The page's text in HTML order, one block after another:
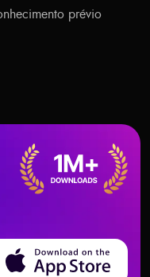
prévio
on the App Store